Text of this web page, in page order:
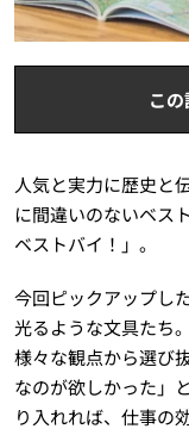
こ
人気と実力に歴史と
に間違いのないベス
ベストバイ！」。
今回ピックアップし
光るような文具たち
様々な観点から選び
なのが欲しかった」
り入れれば、仕事の